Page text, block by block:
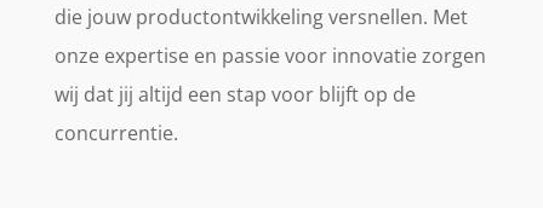
die jouw productontwikkeling versnellen. Met
onze expertise en passie voor innovatie zorgen
wij dat jij altijd een stap voor blijft op de
concurrentie.